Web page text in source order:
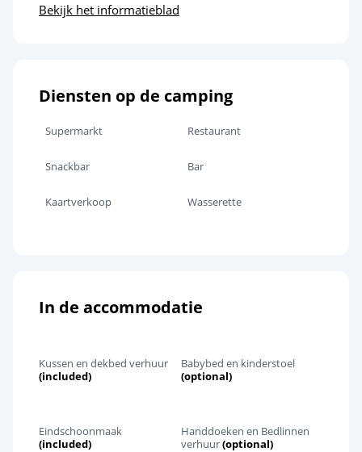
Bekijk het informatieblad
Diensten op de camping
Supermarkt Restaurant
Snackbar Bar
Kaartverkoop Wasserette
In de accommodatie
Kussen en dekbed verhuur
(included)
Babybed en kinderstoel
(optional)
Eindschoonmaak
(included)
Handdoeken en Bedlinnen
verhuur(optional)